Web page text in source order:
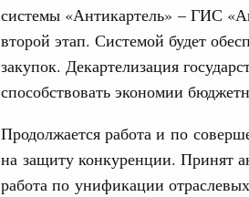
системы «Антикартель» – ГИС
второй этап. Системой будет
закупок. Декартелизация
способствовать экономии
Продолжается работа и по
на защиту конкуренции. Принят
работа по унификации